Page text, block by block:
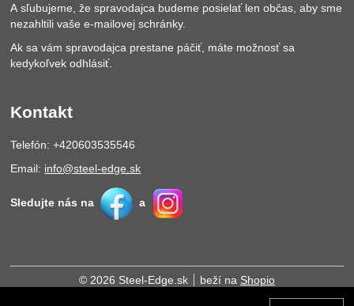
A sľubujeme, že spravodajca budeme posielať len občas, aby sme
nezahltili vaše e-mailovej schránky.
Ak sa vám spravodajca prestane páčiť, máte možnosť sa
kedykoľvek odhlásiť.
Kontakt
Telefón: +420603535546
Email: info@steel-edge.sk
Sledujte nás na a
© 2026 Steel-Edge.sk beží na Shopio